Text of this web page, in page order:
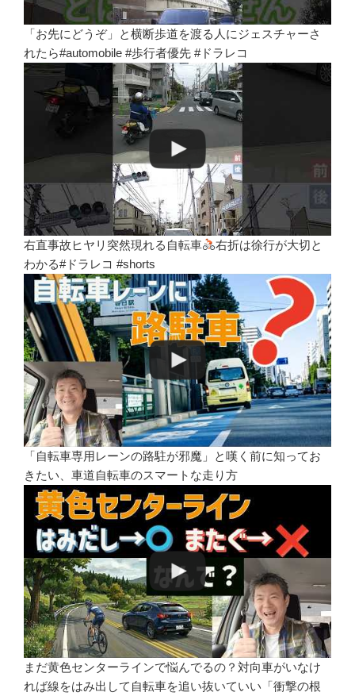
「お先にどうぞ」と横断歩道を渡る人にジェスチャーさ
れたら#automobile #歩行者優先 #ドラレコ
右直事故ヒヤリ突然現れる自転車
右折は徐行が大切と
わかる#ドラレコ #shorts
「自転車専用レーンの路駐が邪魔」と嘆く前に知ってお
きたい、車道自転車のスマートな走り方
まだ黄色センターラインで悩んでるの？対向車がいなけ
れば線をはみ出して自転車を追い抜いていい「衝撃の根